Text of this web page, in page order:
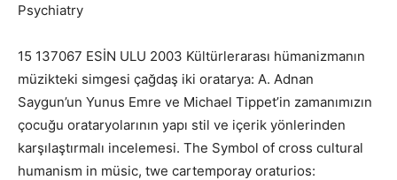
Psychiatry
15 137067 ESİN ULU 2003 Kültürlerarası hümanizmanın
müzikteki simgesi çağdaş iki oratarya: A. Adnan
Saygun’un Yunus Emre ve Michael Tippet’in zamanımızın
çocuğu orataryolarının yapı stil ve içerik yönlerinden
karşılaştırmalı incelemesi. The Symbol of cross cultural
humanism in müsic, twe cartemporay oraturios: